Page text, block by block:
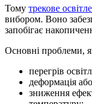
Тому трекове
вибором. Воно
запобігає
Основні проблеми,
перегрів
деформація
зниження